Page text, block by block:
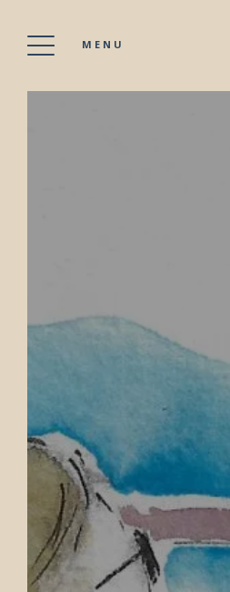
MENU
HOTEL LE
Buchen
Wir laden Sie ein,
jodierten
in der die Natur
wesentlicher
Zwischenstopps
Authentizität und